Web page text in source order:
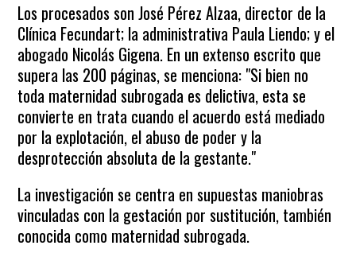
Los procesados son José Pérez Alzaa, director de la
Clínica Fecundart; la administrativa Paula Liendo; y el
abogado Nicolás Gigena. En un extenso escrito que
supera las 200 páginas, se menciona: "Si bien no
toda maternidad subrogada es delictiva, esta se
convierte en trata cuando el acuerdo está mediado
por la explotación, el abuso de poder y la
desprotección absoluta de la gestante."
La investigación se centra en supuestas maniobras
vinculadas con la gestación por sustitución, también
conocida como maternidad subrogada.